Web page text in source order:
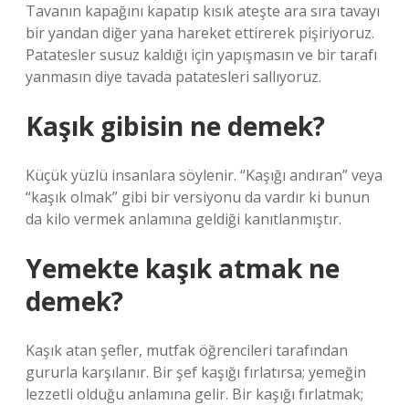
Tavanın kapağını kapatıp kısık ateşte ara sıra tavayı
bir yandan diğer yana hareket ettirerek pişiriyoruz.
Patatesler susuz kaldığı için yapışmasın ve bir tarafı
yanmasın diye tavada patatesleri sallıyoruz.
Kaşık gibisin ne demek?
Küçük yüzlü insanlara söylenir. “Kaşığı andıran” veya
“kaşık olmak” gibi bir versiyonu da vardır ki bunun
da kilo vermek anlamına geldiği kanıtlanmıştır.
Yemekte kaşık atmak ne
demek?
Kaşık atan şefler, mutfak öğrencileri tarafından
gururla karşılanır. Bir şef kaşığı fırlatırsa; yemeğin
lezzetli olduğu anlamına gelir. Bir kaşığı fırlatmak;